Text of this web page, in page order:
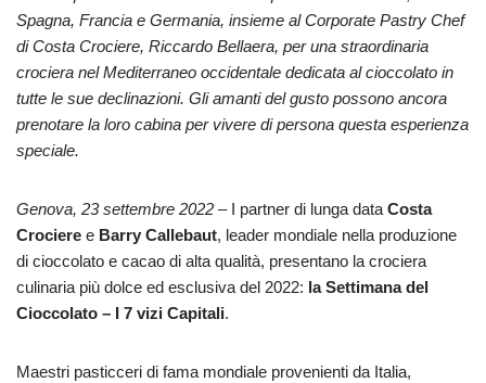
Spagna, Francia e Germania, insieme al Corporate Pastry Chef
di Costa Crociere, Riccardo Bellaera, per una straordinaria
crociera nel Mediterraneo occidentale dedicata al cioccolato in
tutte le sue declinazioni. Gli amanti del gusto possono ancora
prenotare la loro cabina per vivere di persona questa esperienza
speciale.
Genova, 23 settembre 2022 – I partner di lunga data Costa
Crociere e Barry Callebaut, leader mondiale nella produzione
di cioccolato e cacao di alta qualità, presentano la crociera
culinaria più dolce ed esclusiva del 2022: la Settimana del
Cioccolato – I 7 vizi Capitali.
Maestri pasticceri di fama mondiale provenienti da Italia,